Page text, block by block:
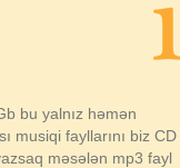
bu yalnız həmən
musiqi fayllarını biz CD
məsələn mp3 fayl